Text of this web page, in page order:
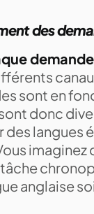
des
sont en
donc
langues
anglaise